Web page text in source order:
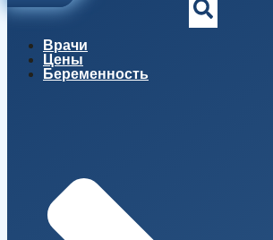
Врачи
Цены
Беременность